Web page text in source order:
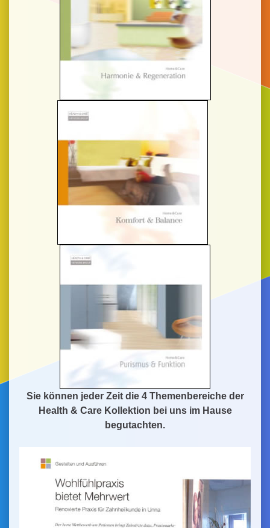
Sie können jeder Zeit die 4 Themenbereiche der
Health & Care Kollektion bei uns im Hause
begutachten.